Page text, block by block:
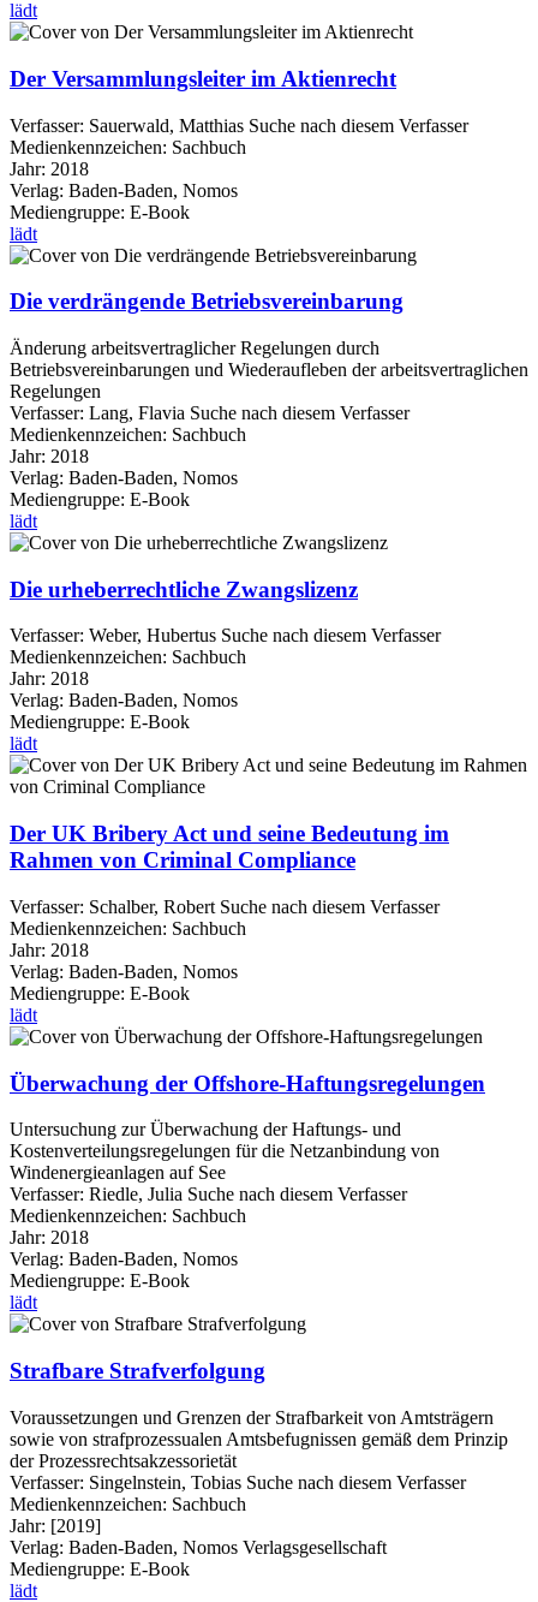
lädt
Der Versammlungsleiter im Aktienrecht
Verfasser: Sauerwald, Matthias Suche nach diesem Verfasser
Medienkennzeichen: Sachbuch
Jahr: 2018
Verlag: Baden-Baden, Nomos
Mediengruppe: E-Book
lädt
Die verdrängende Betriebsvereinbarung
Änderung arbeitsvertraglicher Regelungen durch
Betriebsvereinbarungen und Wiederaufleben der arbeitsvertraglichen
Regelungen
Verfasser: Lang, Flavia Suche nach diesem Verfasser
Medienkennzeichen: Sachbuch
Jahr: 2018
Verlag: Baden-Baden, Nomos
Mediengruppe: E-Book
lädt
Die urheberrechtliche Zwangslizenz
Verfasser: Weber, Hubertus Suche nach diesem Verfasser
Medienkennzeichen: Sachbuch
Jahr: 2018
Verlag: Baden-Baden, Nomos
Mediengruppe: E-Book
lädt
Der UK Bribery Act und seine Bedeutung im
Rahmen von Criminal Compliance
Verfasser: Schalber, Robert Suche nach diesem Verfasser
Medienkennzeichen: Sachbuch
Jahr: 2018
Verlag: Baden-Baden, Nomos
Mediengruppe: E-Book
lädt
Überwachung der Offshore-Haftungsregelungen
Untersuchung zur Überwachung der Haftungs- und
Kostenverteilungsregelungen für die Netzanbindung von
Windenergieanlagen auf See
Verfasser: Riedle, Julia Suche nach diesem Verfasser
Medienkennzeichen: Sachbuch
Jahr: 2018
Verlag: Baden-Baden, Nomos
Mediengruppe: E-Book
lädt
Strafbare Strafverfolgung
Voraussetzungen und Grenzen der Strafbarkeit von Amtsträgern
sowie von strafprozessualen Amtsbefugnissen gemäß dem Prinzip
der Prozessrechtsakzessorietät
Verfasser: Singelnstein, Tobias Suche nach diesem Verfasser
Medienkennzeichen: Sachbuch
Jahr: [2019]
Verlag: Baden-Baden, Nomos Verlagsgesellschaft
Mediengruppe: E-Book
lädt